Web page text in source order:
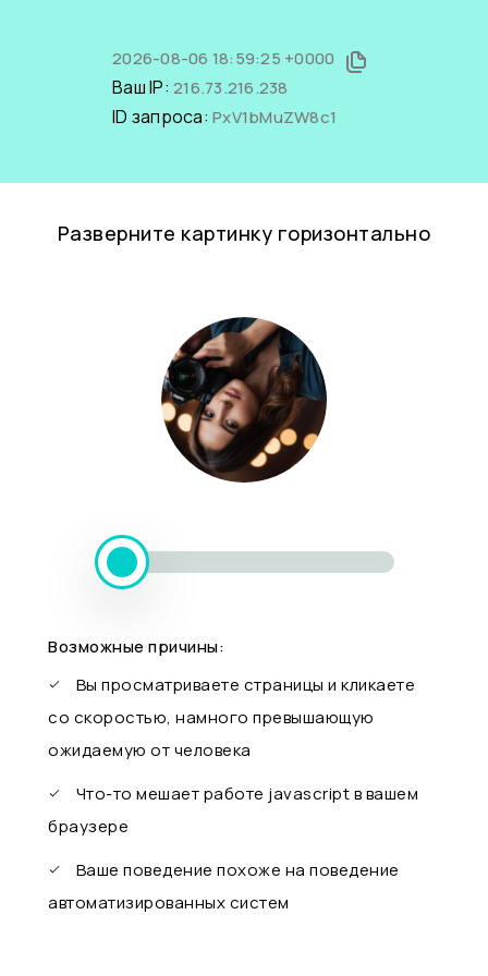
2026-08-06 18:59:25 +0000
Ваш IP: 216.73.216.238
ID запроса: PxV1bMuZW8c1
Разверните картинку горизонтально
Возможные причины:
Вы просматриваете страницы и кликаете
со скоростью, намного превышающую
ожидаемую от человека
Что-то мешает работе javascript в вашем
браузере
Ваше поведение похоже на поведение
автоматизированных систем